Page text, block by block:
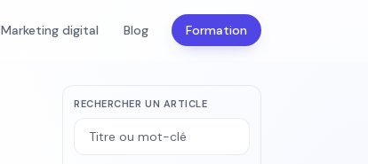
Marketing digital Blog Formation
RECHERCHER UN ARTICLE